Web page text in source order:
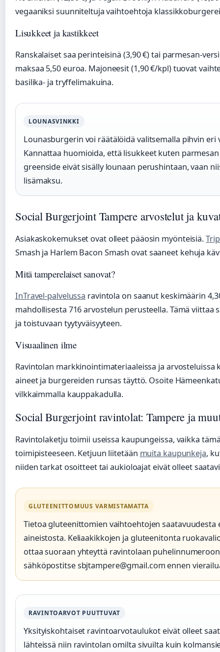
vegaaniksi suunniteltuja vaihtoehtoja
Lisukkeet ja kastikkeet
Ranskalaiset saa perinteisinä (3,90 €) tai parmesan-
maksaa 5,50 euroa. Majoneesit (1,90 €/kpl) tuovat
basilika- ja tryffelimakuina.
LOUNASVINKKI
Lounasburgerin voi räätälöidä valitsemalla pihvin eri
Kannattaa huomioida, että lisukkeet kuten
greenside eivät sisälly lounaan perushintaan, vaan
lisämaksu.
Social Burgerjoint Tampere arvostelut ja
Asiakaskokemukset ovat olleet pääosin myönteisiä.
Smash ja Harlem Bacon Smash ovat saaneet kehuja
Mitä tamperelaiset sanovat?
InTravel-palvelussa ravintola on saanut keskimäärin
mahdollisesta 716 arvostelun perusteella. Tämä viittaa
ja toistuvaan tyytyväisyyteen.
Visuaalinen ilme
Ravintolan markkinointimateriaaleissa ja
aineet ja burgereiden runsas täyttö. Osoite
vilkkaimmalla kauppakadulla.
Social Burgerjoint ravintolat: Tampere ja
Ravintolaketju toimii useissa kaupungeissa, vaikka
toimipisteeseen. Ketjuun liitetään muita kaupunkeja,
niiden tarkat osoitteet tai aukioloajat eivät olleet
GLUTEENITTOMUUS VARMISTAMATTA
Tietoa gluteenittomien vaihtoehtojen saatavuudesta
aineistosta. Keliaakikkojen ja gluteenitonta
ottaa suoraan yhteyttä ravintolaan puhelinnumeroon
sähköpostitse sbjtampere@gmail.com ennen
RAVINTOARVOT PUUTTUVAT
Yksityiskohtaiset ravintoarvotaulukot eivät olleet
lähteissä niin ravintolan omilta sivuilta kuin